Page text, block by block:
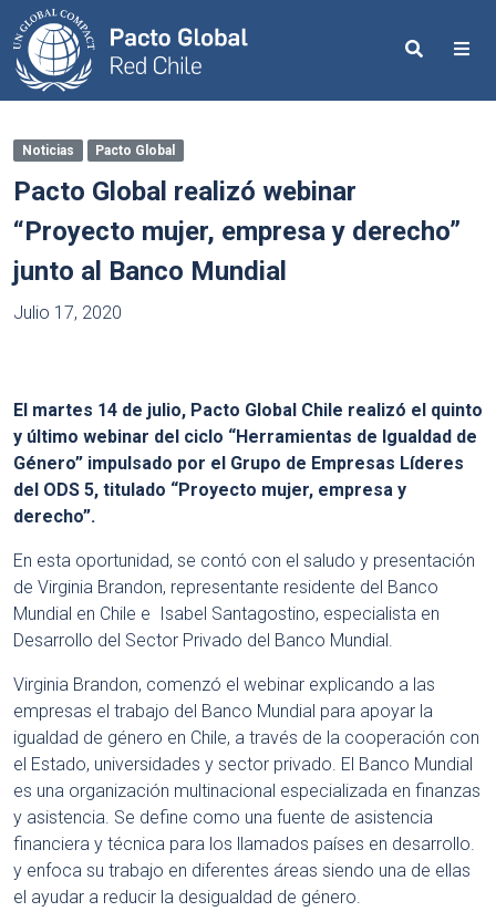
Search
Noticias Pacto Global
Pacto Global realizó webinar
“Proyecto mujer, empresa y derecho”
junto al Banco Mundial
Julio 17, 2020
El martes 14 de julio, Pacto Global Chile realizó el quinto
y último webinar del ciclo “Herramientas de Igualdad de
Género” impulsado por el Grupo de Empresas Líderes
del ODS 5, titulado “Proyecto mujer, empresa y
derecho”.
En esta oportunidad, se contó con el saludo y presentación
de Virginia Brandon, representante residente del Banco
Mundial en Chile e Isabel Santagostino, especialista en
Desarrollo del Sector Privado del Banco Mundial.
Virginia Brandon, comenzó el webinar explicando a las
empresas el trabajo del Banco Mundial para apoyar la
igualdad de género en Chile, a través de la cooperación con
el Estado, universidades y sector privado. El Banco Mundial
es una organización multinacional especializada en finanzas
y asistencia. Se define como una fuente de asistencia
financiera y técnica para los llamados países en desarrollo.
y enfoca su trabajo en diferentes áreas siendo una de ellas
el ayudar a reducir la desigualdad de género.